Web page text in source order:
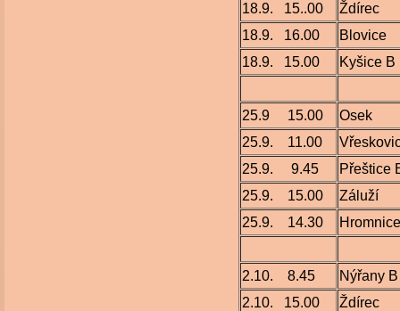
18.9. 15..00
Ždírec
18.9. 16.00
Blovice
18.9. 15.00
Kyšice B
25.9 15.00
Osek
25.9. 11.00
25.9. 9.45
Přeštice
25.9. 15.00
Záluží
25.9. 14.30
Hromnice
2.10. 8.45
Nýřany B
2.10. 15.00
Ždírec